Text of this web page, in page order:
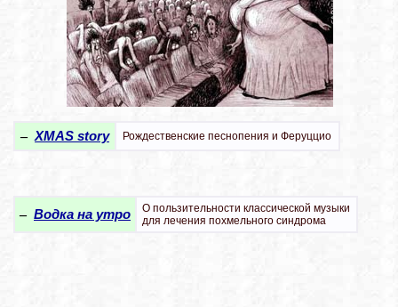
– XMAS story Рождественские песнопения и Феруццио
– Водка на утро
О пользительности классической музыки
для лечения похмельного синдрома